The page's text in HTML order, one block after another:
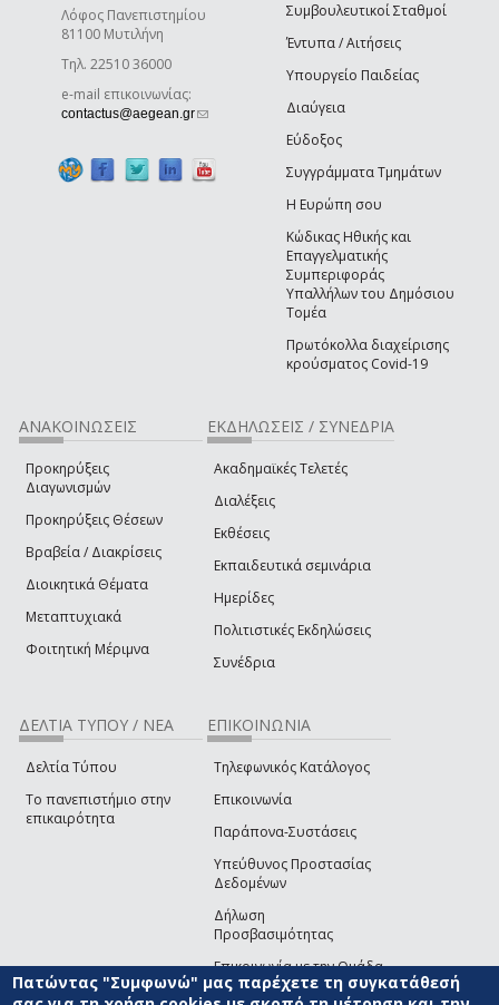
Λόφος Πανεπιστημίου
81100 Μυτιλήνη
Τηλ. 22510 36000
e-mail επικοινωνίας:
contactus@aegean.gr(link sends e-mail)
Συμβουλευτικοί Σταθμοί
Έντυπα / Αιτήσεις
Υπουργείο Παιδείας
Διαύγεια
Εύδοξος
Συγγράμματα Τμημάτων
Η Ευρώπη σου
Κώδικας Ηθικής και
Επαγγελματικής
Συμπεριφοράς
Υπαλλήλων του Δημόσιου
Τομέα
Πρωτόκολλα διαχείρισης
κρούσματος Covid-19
ΑΝΑΚΟΙΝΩΣΕΙΣ
Προκηρύξεις
Διαγωνισμών
Προκηρύξεις Θέσεων
Βραβεία / Διακρίσεις
Διοικητικά Θέματα
Μεταπτυχιακά
Φοιτητική Μέριμνα
ΕΚΔΗΛΩΣΕΙΣ / ΣΥΝΕΔΡΙΑ
Ακαδημαϊκές Τελετές
Διαλέξεις
Εκθέσεις
Εκπαιδευτικά σεμινάρια
Ημερίδες
Πολιτιστικές Εκδηλώσεις
Συνέδρια
ΔΕΛΤΙΑ ΤΥΠΟΥ / ΝΕΑ
Δελτία Τύπου
Το πανεπιστήμιο στην
επικαιρότητα
ΕΠΙΚΟΙΝΩΝΙΑ
Τηλεφωνικός Κατάλογος
Επικοινωνία
Παράπονα-Συστάσεις
Υπεύθυνος Προστασίας
Δεδομένων
Δήλωση
Προσβασιμότητας
Επικοινωνία με την Ομάδα
Ανάπτυξης του site(link sends e-mail)
Πατώντας "Συμφωνώ" μας παρέχετε τη συγκατάθεσή